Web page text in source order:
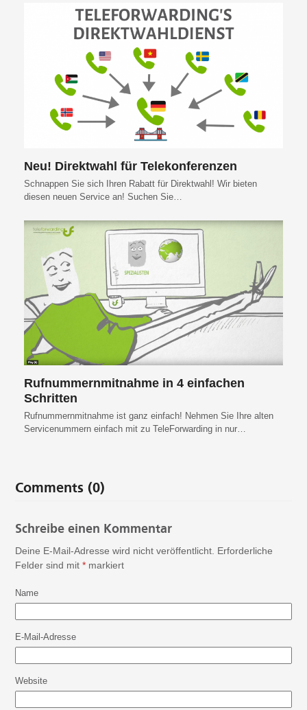
Neu! Direktwahl für Telekonferenzen
Schnappen Sie sich Ihren Rabatt für Direktwahl! Wir bieten
diesen neuen Service an! Suchen Sie…
Rufnummernmitnahme in 4 einfachen
Schritten
Rufnummernmitnahme ist ganz einfach! Nehmen Sie Ihre alten
Servicenummern einfach mit zu TeleForwarding in nur…
Comments (0)
Schreibe einen Kommentar
Deine E-Mail-Adresse wird nicht veröffentlicht. Erforderliche
Felder sind mit* markiert
Name
E-Mail-Adresse
Website